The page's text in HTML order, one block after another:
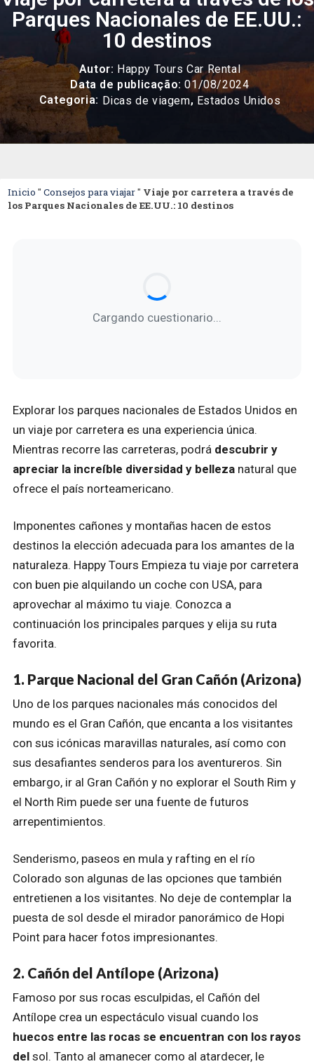
Parques Nacionales de EE.UU.:
10 destinos
Autor: Happy Tours Car Rental
Data de publicação: 01/08/2024
Categoria: Dicas de viagem, Estados Unidos
Inicio " Consejos para viajar" Viaje por carretera a través de
los Parques Nacionales de EE.UU.: 10 destinos
Cargando cuestionario...
Explorar los parques nacionales de Estados Unidos en
un viaje por carretera es una experiencia única.
Mientras recorre las carreteras, podrá descubrir y
apreciar la increíble diversidad y belleza natural que
ofrece el país norteamericano.
Imponentes cañones y montañas hacen de estos
destinos la elección adecuada para los amantes de la
naturaleza. Happy Tours Empieza tu viaje por carretera
con buen pie alquilando un coche con USA, para
aprovechar al máximo tu viaje. Conozca a
continuación los principales parques y elija su ruta
favorita.
1. Parque Nacional del Gran Cañón (Arizona)
Uno de los parques nacionales más conocidos del
mundo es el Gran Cañón, que encanta a los visitantes
con sus icónicas maravillas naturales, así como con
sus desafiantes senderos para los aventureros. Sin
embargo, ir al Gran Cañón y no explorar el South Rim y
el North Rim puede ser una fuente de futuros
arrepentimientos.
Senderismo, paseos en mula y rafting en el río
Colorado son algunas de las opciones que también
entretienen a los visitantes. No deje de contemplar la
puesta de sol desde el mirador panorámico de Hopi
Point para hacer fotos impresionantes.
2. Cañón del Antílope (Arizona)
Famoso por sus rocas esculpidas, el Cañón del
Antílope crea un espectáculo visual cuando los
huecos entre las rocas se encuentran con los rayos
del sol. Tanto al amanecer como al atardecer, le